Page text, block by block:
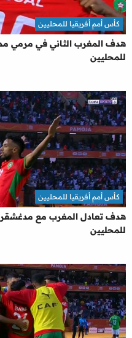
هدف المغرب الثاني في مرمي
للمحليين
كأس أمم أفريقيا للمحليين
للمحليين
كأس أمم أفريقيا للمحليين